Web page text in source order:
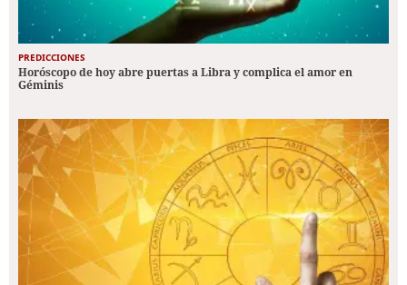
PREDICCIONES
Horóscopo de hoy abre puertas a Libra y complica el amor en
Géminis